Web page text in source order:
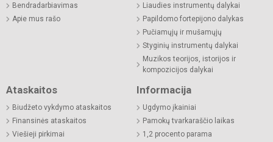
Bendradarbiavimas
Apie mus rašo
Liaudies instrumentų dalykai
Papildomo fortepijono dalykas
Pučiamųjų ir mušamųjų
Styginių instrumentų dalykai
Muzikos teorijos, istorijos ir
kompozicijos dalykai
Ataskaitos
Biudžeto vykdymo ataskaitos
Finansinės ataskaitos
Viešieji pirkimai
Informacija
Ugdymo įkainiai
Pamokų tvarkaraščio laikas
1,2 procento parama